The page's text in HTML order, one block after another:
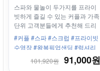
스파와 물놀이 두가지를 프라이
빗하게 즐길 수 있는 커플과 가족
단위 고객분들에게 추천해 드리
는 상품!!
#커플 #스파 #스크럽 #프라이빗
수영장 #왕복픽업샌딩 #럭셔리
101,920원 91,000원